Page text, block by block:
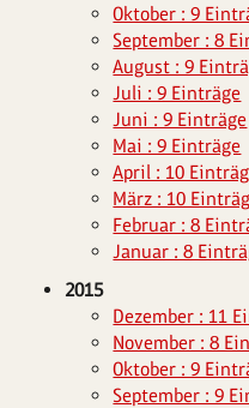
Oktober : 9
September : 8
August : 9
Juli : 9 Einträge
Juni : 9 Einträge
Mai : 9 Einträge
April : 10
März : 10
Februar : 8
Januar : 8
2015
Dezember : 11
November : 8
Oktober : 9
September : 9